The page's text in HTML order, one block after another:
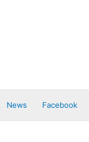
News Facebook